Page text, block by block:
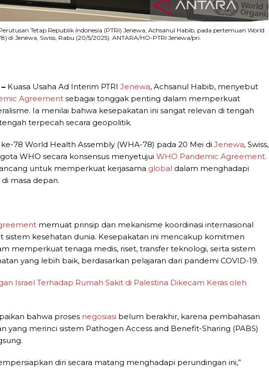
Tetap Republik Indonesia (PTRI) Jenewa, Achsanul Habib, pada pertemuan World
di Jenewa, Swiss, Rabu (20/5/2025). ANTARA/HO-PTRI Jenewa/pri.
Kuasa Usaha Ad Interim PTRI Jenewa, Achsanul Habib, menyebut
Agreement sebagai tonggak penting dalam memperkuat
Ia menilai bahwa kesepakatan ini sangat relevan di tengah
terpecah secara geopolitik.
78 World Health Assembly (WHA-78) pada 20 Mei di Jenewa, Swiss,
WHO secara konsensus menyetujui WHO Pandemic Agreement.
untuk memperkuat kerjasama global dalam menghadapi
masa depan.
memuat prinsip dan mekanisme koordinasi internasional
kesehatan dunia. Kesepakatan ini mencakup komitmen
memperkuat tenaga medis, riset, transfer teknologi, serta sistem
yang lebih baik, berdasarkan pelajaran dari pandemi COVID-19.
Israel Terhadap Rumah Sakit di Palestina Dikecam Keras oleh
bahwa proses negosiasi belum berakhir, karena pembahasan
yang merinci sistem Pathogen Access and Benefit-Sharing (PABS)
diri secara matang menghadapi perundingan ini,”